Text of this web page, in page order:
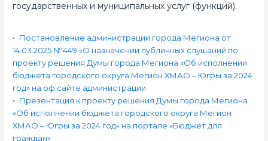
государственных и муниципальных услуг (функций).
• Постановление администрации города Мегиона от
14.03.2025 №449 «О назначении публичных слушаний по
проекту решения Думы города Мегиона «Об исполнении
бюджета городского округа Мегион ХМАО – Югры за 2024
год» на оф.сайте администрации
• Презентация к проекту решения Думы города Мегиона
«Об исполнении бюджета городского округа Мегион
ХМАО – Югры за 2024 год» на портале «Бюджет для
граждан»